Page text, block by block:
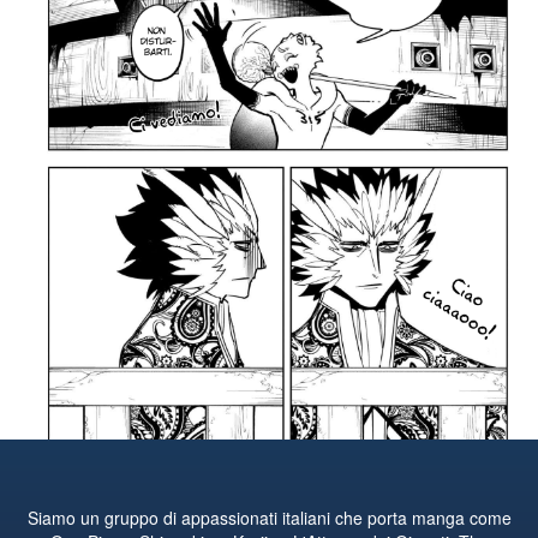
Siamo un gruppo di appassionati italiani che porta manga come